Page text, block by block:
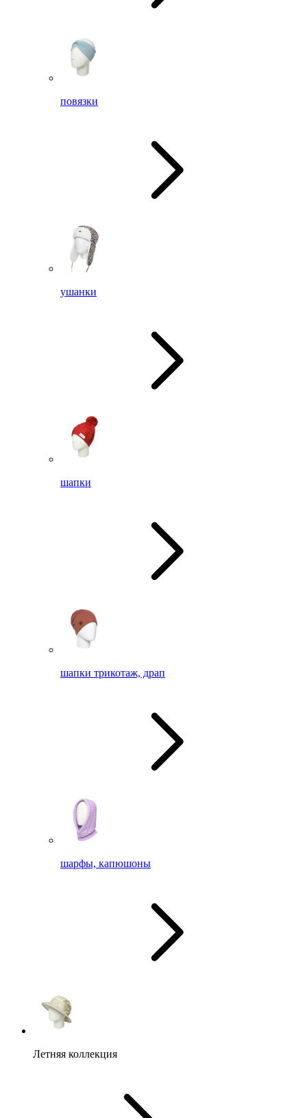
повязки
ушанки
шапки
шапки трикотаж, драп
шарфы, капюшоны
Летняя коллекция